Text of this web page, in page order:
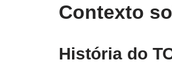
Contexto
História do